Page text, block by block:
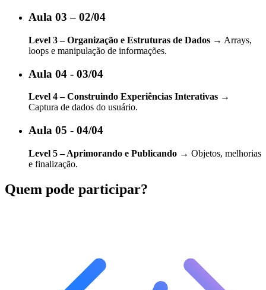
Aula 03 – 02/04
Level 3 – Organização e Estruturas de Dados → Arrays,
loops e manipulação de informações.
Aula 04 - 03/04
Level 4 – Construindo Experiências Interativas →
Captura de dados do usuário.
Aula 05 - 04/04
Level 5 – Aprimorando e Publicando → Objetos, melhorias
e finalização.
Quem pode participar?